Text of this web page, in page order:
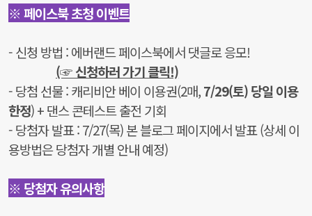
※ 페이스북초청 이벤트
- 신청 방법 : 에버랜드 페이스북에서 댓글로 응모!
(☞ 신청하러 가기 클릭!)
- 당첨 선물 : 캐리비안 베이 이용권(2매,7/29(토) 당일 이용
한정)+ 댄스 콘테스트 출전 기회
- 당첨자 발표 : 7/27(목) 본 블로그 페이지에서 발표(상세 이
용방법은 당첨자 개별 안내 예정)
※ 당첨자 유의사항